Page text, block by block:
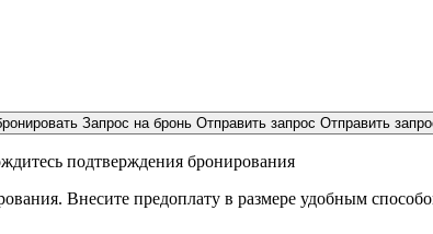
Запрос на бронь Отправить запрос Отправить
подтверждения бронирования
Внесите предоплату в размере удобным